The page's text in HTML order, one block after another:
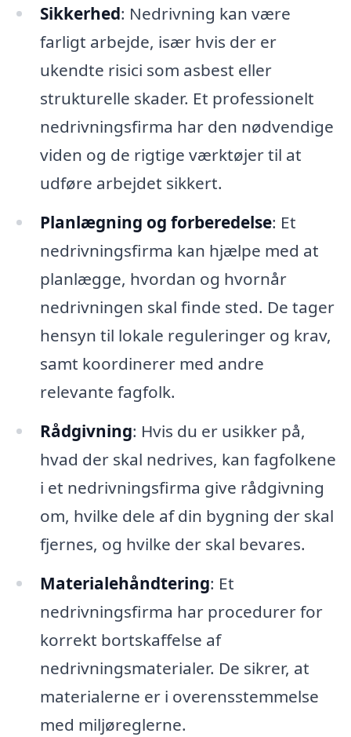
Sikkerhed: Nedrivning kan være
farligt arbejde, især hvis der er
ukendte risici som asbest eller
strukturelle skader. Et professionelt
nedrivningsfirma har den nødvendige
viden og de rigtige værktøjer til at
udføre arbejdet sikkert.
Planlægning og forberedelse: Et
nedrivningsfirma kan hjælpe med at
planlægge, hvordan og hvornår
nedrivningen skal finde sted. De tager
hensyn til lokale reguleringer og krav,
samt koordinerer med andre
relevante fagfolk.
Rådgivning: Hvis du er usikker på,
hvad der skal nedrives, kan fagfolkene
i et nedrivningsfirma give rådgivning
om, hvilke dele af din bygning der skal
fjernes, og hvilke der skal bevares.
Materialehåndtering: Et
nedrivningsfirma har procedurer for
korrekt bortskaffelse af
nedrivningsmaterialer. De sikrer, at
materialerne er i overensstemmelse
med miljøreglerne.